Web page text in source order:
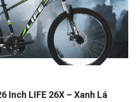
Inch LIFE 26X – Xanh Lá